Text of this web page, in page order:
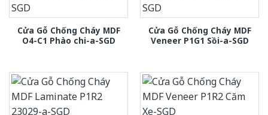
Cửa Gỗ Chống Cháy MDF
O4-C1 Phào chi-a-SGD
Cửa Gỗ Chống Cháy MDF
Veneer P1G1 Sồi-a-SGD